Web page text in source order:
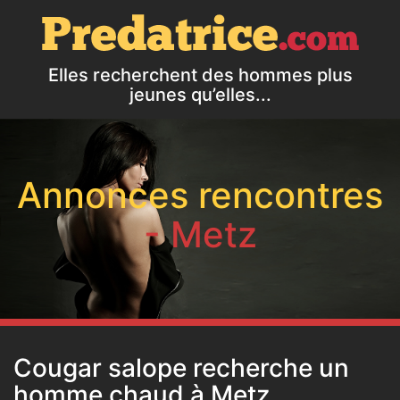
Elles recherchent des hommes plus
jeunes qu’elles...
Annonces rencontres
- Metz
Cougar salope recherche un